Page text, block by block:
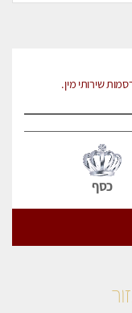
שירותי מין.
כסף